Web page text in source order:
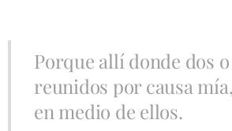
Porque allí donde dos
reunidos por causa
en medio de ellos.